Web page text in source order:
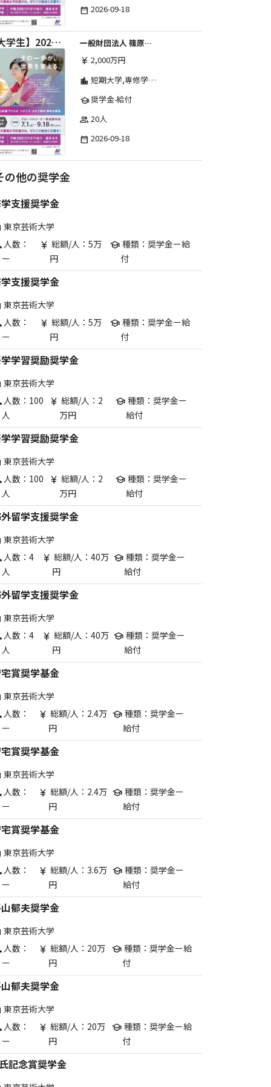
date_range 2026-09-18
【大学生】2026年度 しのはら財団 アメリカ・イギリス・カナダ英語留学奨学金
一般財団法人 篠原欣子記念財団 (海外留学奨学金グループ)
currency_yen 2,000万円
location_city 短期大学,専修学校,高等専門学校,その他,高等学校,大学院,大学
school奨学金-給付
group 20人
date_range 2026-09-18
の他の奨学金
支援奨学金
東京芸術大学
人数：
ー
currency_yen 総額/人：5万
円
school 種類：奨学金ー給
付
支援奨学金
東京芸術大学
人数：
ー
currency_yen 総額/人：5万
円
school 種類：奨学金ー給
付
学習奨励奨学金
東京芸術大学
人数：100
人
currency_yen 総額/人：2
万円
school 種類：奨学金ー
給付
学習奨励奨学金
東京芸術大学
人数：100
人
currency_yen 総額/人：2
万円
school 種類：奨学金ー
給付
留学支援奨学金
東京芸術大学
人数：4
人
currency_yen 総額/人：40万
円
school 種類：奨学金ー
給付
留学支援奨学金
東京芸術大学
人数：4
人
currency_yen 総額/人：40万
円
school 種類：奨学金ー
給付
賞奨学基金
東京芸術大学
人数：
ー
currency_yen 総額/人：2.4万
円
school 種類：奨学金ー
給付
賞奨学基金
東京芸術大学
人数：
ー
currency_yen 総額/人：2.4万
円
school 種類：奨学金ー
給付
賞奨学基金
東京芸術大学
人数：
ー
currency_yen 総額/人：3.6万
円
school 種類：奨学金ー
給付
郁夫奨学金
東京芸術大学
人数：
ー
currency_yen 総額/人：20万
円
school 種類：奨学金ー給
付
郁夫奨学金
東京芸術大学
人数：
ー
currency_yen 総額/人：20万
円
school 種類：奨学金ー給
付
記念賞奨学金